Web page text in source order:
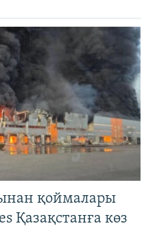
қоймалары
Қазақстанға көз